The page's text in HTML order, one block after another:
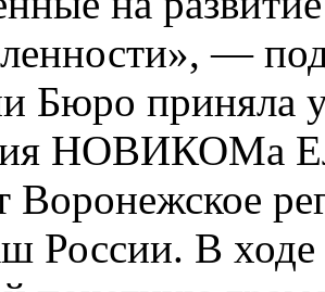
—
Бюро приняла
НОВИКОМа
Воронежское
России. В ходе